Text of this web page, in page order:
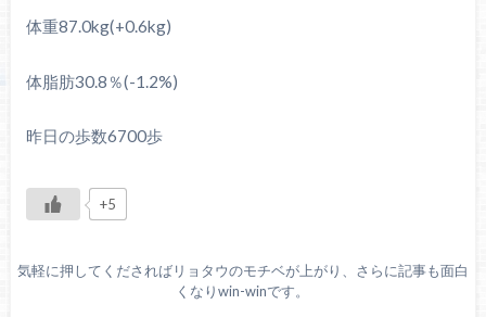
体重87.0kg(+0.6kg)
体脂肪30.8％(-1.2%)
昨日の歩数6700歩
+5
気軽に押してくださればリョタウのモチベが上がり、さらに記事も面白
くなりwin-winです。